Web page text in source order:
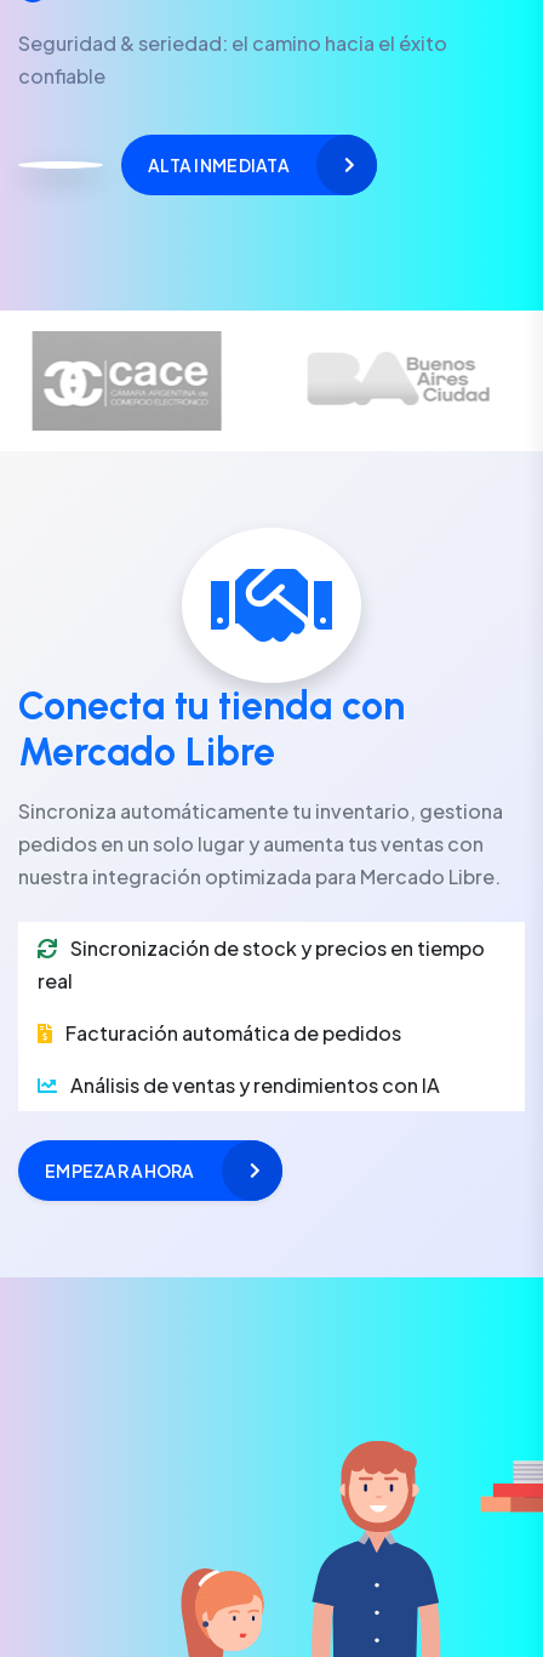
Seguridad & seriedad: el camino hacia el éxito
confiable
ALTA INMEDIATA
Conecta tu tienda con
Mercado Libre
Sincroniza automáticamente tu inventario, gestiona
pedidos en un solo lugar y aumenta tus ventas con
nuestra integración optimizada para Mercado Libre.
Sincronización de stock y precios en tiempo
real
Facturación automática de pedidos
Análisis de ventas y rendimientos con IA
EMPEZAR AHORA